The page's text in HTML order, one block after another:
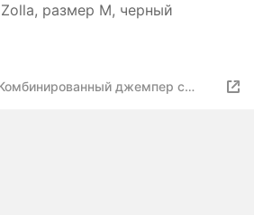
размер M, черный
джемпер с